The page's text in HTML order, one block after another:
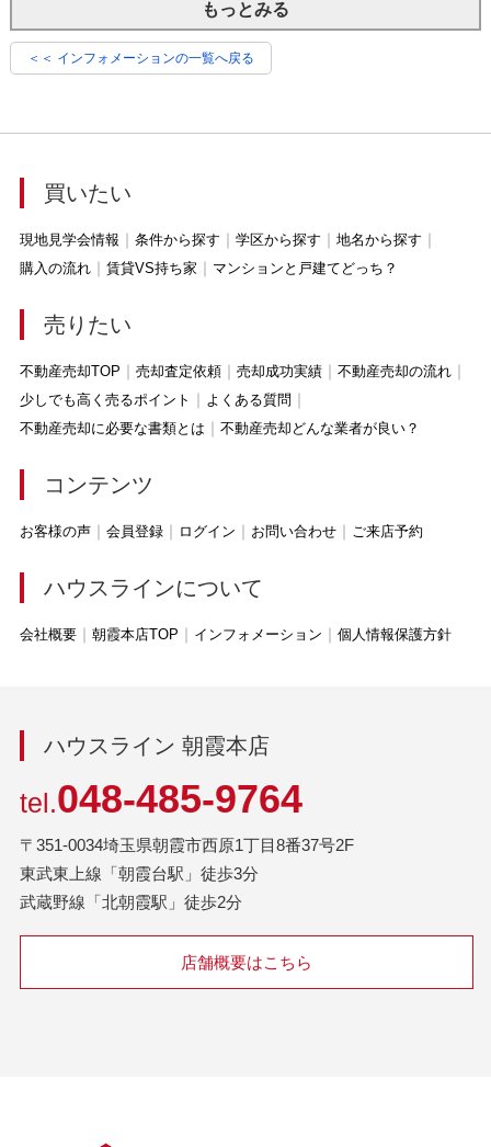
もっとみる
＜＜ インフォメーションの一覧へ戻る
買いたい
現地見学会情報 条件から探す 学区から探す
地名から探す
購入の流れ
賃貸VS持ち家 マンションと戸建てどっち？
売りたい
不動産売却TOP 売却査定依頼 売却成功実績
不動産売却の流れ
少しでも高く売るポイント
よくある質問
不動産売却に必要な書類とは
不動産売却どんな業者が良い？
コンテンツ
お客様の声 会員登録 ログイン お問い合わせ ご来店予約
ハウスラインについて
会社概要 朝霞本店TOP インフォメーション 個人情報保護方針
ハウスライン 朝霞本店
tel.048-485-9764
〒351-0034埼玉県朝霞市西原1丁目8番37号2F
東武東上線「朝霞台駅」徒歩3分
武蔵野線「北朝霞駅」徒歩2分
店舗概要はこちら